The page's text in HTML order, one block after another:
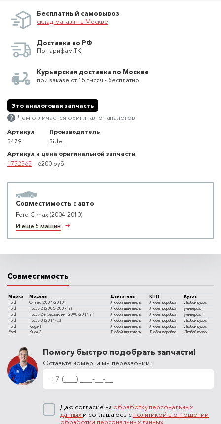
Бесплатный самовывоз
склад-магазин в Москве
Доставка по РФ
По тарифам ТК
Курьерская доставка по Москве
при заказе от 15 тысяч - бесплатно
Это аналоговая запчасть
Чем отличается оригинал от аналогов
Артикул
3479
Производитель
Sidem
Артикул и цена оригинальной запчасти
1752565 — 6200 руб.
Совместимость с авто
Ford C-max (2004-2010)
И еще 5 машин
Совместимость
Марка Модель Двигатель КПП
Кузов
Ford
C-max (2004-2010) Любой двигатель Любая коробка
Любой кузов
Ford
Focus-2 (2005-2007 гг) Любой двигатель Любая коробка
универсал
Ford
Focus-2+ (рестайлинг 2008-2011 гг) Любой двигатель Любая коробка
универсал
Ford
Focus-3 (2011-...) Любой двигатель Любая коробка
Любой кузов
Ford
Kuga-1 Любой двигатель Любая коробка
Любой кузов
Ford
Kuga-2 Любой двигатель Любая коробка Любой кузов
Помогу быстро подобрать запчасти!
Оставьте номер, и мы перезвоним!
Даю согласие на обработку персональных
данных и соглашаюсь с политикой в отношении
обработки персональных данных